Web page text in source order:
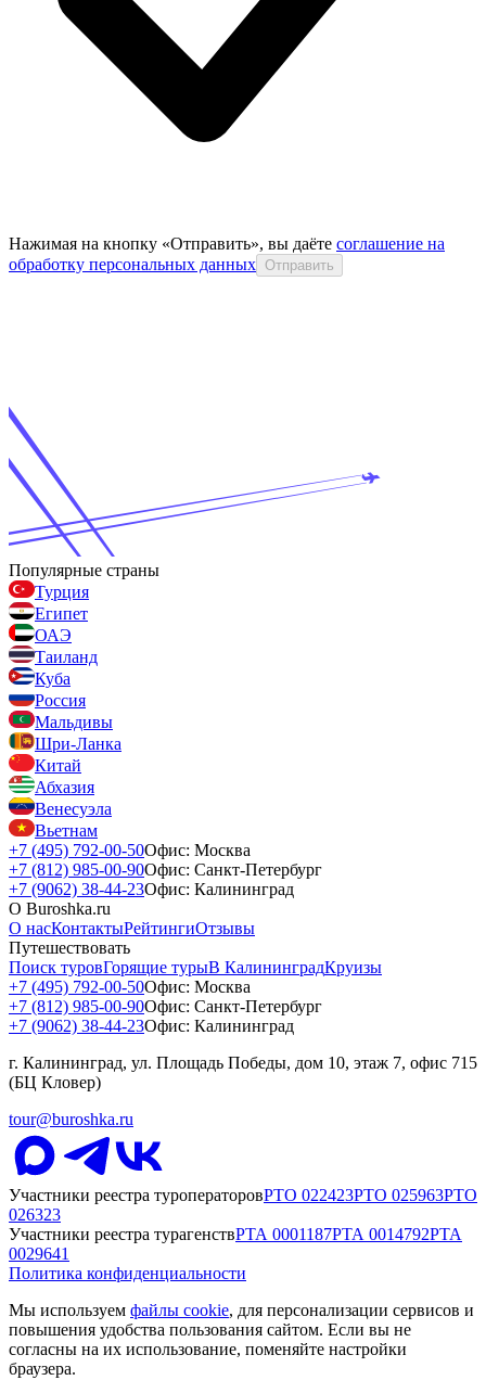
Нажимая на кнопку «Отправить», вы даёте соглашение на
обработку персональных данных Отправить
Популярные страны
Турция
Египет
ОАЭ
Таиланд
Куба
Россия
Мальдивы
Шри-Ланка
Китай
Абхазия
Венесуэла
Вьетнам
+7 (495) 792-00-50Офис: Москва
+7 (812) 985-00-90Офис: Санкт-Петербург
+7 (9062) 38-44-23Офис: Калининград
О Buroshka.ru
О насКонтактыРейтингиОтзывы
Путешествовать
Поиск туровГорящие турыВ КалининградКруизы
+7 (495) 792-00-50Офис: Москва
+7 (812) 985-00-90Офис: Санкт-Петербург
+7 (9062) 38-44-23Офис: Калининград
г. Калининград, ул. Площадь Победы, дом 10, этаж 7, офис 715
(БЦ Кловер)
tour@buroshka.ru
Участники реестра туроператоровРТО 022423РТО 025963РТО
026323
Участники реестра турагенствРТА 0001187РТА 0014792РТА
0029641
Политика конфиденциальности
Мы используем файлы cookie, для персонализации сервисов и
повышения удобства пользования сайтом. Если вы не
согласны на их использование, поменяйте настройки
браузера.